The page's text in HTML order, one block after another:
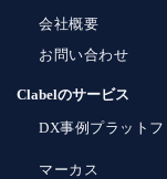
会社概要
お問い合わせ
Clabelのサービス
DX事例プラットフ
マーカス